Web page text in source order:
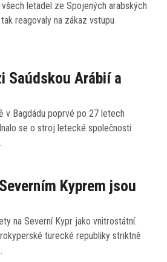
letadel ze Spojených arabských
reagovaly na zákaz vstupu
Saúdskou Arábií a
v Bagdádu poprvé po 27 letech
se o stroj letecké společnosti
Kyprem jsou
na Severní Kypr jako vnitrostátní.
turecké republiky striktně